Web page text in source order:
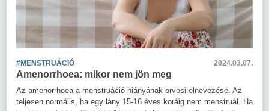
#MENSTRUÁCIÓ 2024.03.07.
Amenorrhoea: mikor nem jön meg
Az amenorrhoea a menstruáció hiányának orvosi elnevezése. Az
teljesen normális, ha egy lány 15-16 éves koráig nem menstruál. Ha